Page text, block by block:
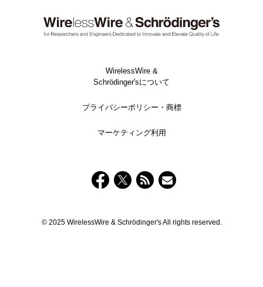
WirelessWire &
Schrödinger'sについて
プライバシーポリシー・商標
マーケティング利用
© 2025 WirelessWire & Schrödinger's All rights reserved.